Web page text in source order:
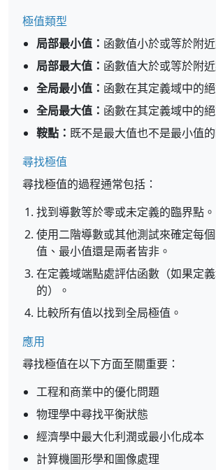
極值類型
局部最小值： 函數值小於或等於附
局部最大值： 函數值大於或等於附
全局最小值： 函數在其定義域中的
全局最大值： 函數在其定義域中的
鞍點： 既不是最大值也不是最小值
尋找極值
尋找極值的過程通常包括：
找到導數等於零或未定義的臨界點。
使用二階導數或其他測試來確定每
值、最小值還是兩者皆非。
在定義域端點處評估函數（如果定
的）。
比較所有值以找到全局極值。
應用
尋找極值在以下方面至關重要：
工程和商業中的優化問題
物理學中尋找平衡狀態
經濟學中最大化利潤或最小化成本
計算機圖形學和圖像處理